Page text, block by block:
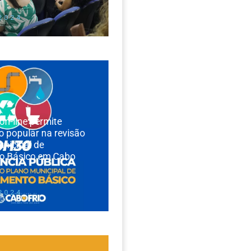
line permite
popular na revisão
de
Básico em Cabo